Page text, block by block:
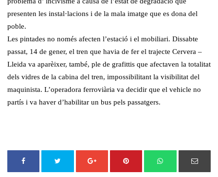
presenten les instal·lacions i de la mala imatge que es dona del
poble.
Les pintades no només afecten l’estació i el mobiliari. Dissabte
passat, 14 de gener, el tren que havia de fer el trajecte Cervera –
Lleida va aparèixer, també, ple de grafittis que afectaven la totalitat
dels vidres de la cabina del tren, impossibilitant la visibilitat del
maquinista. L’operadora ferroviària va decidir que el vehicle no
partís i va haver d’habilitar un bus pels passatgers.